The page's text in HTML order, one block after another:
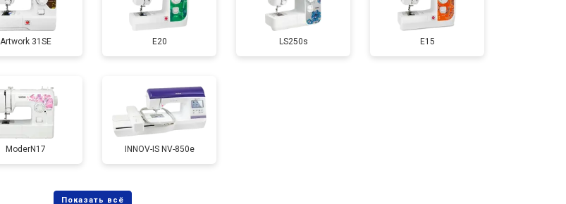
Artwork 31SE E20 LS250s E15
ModerN17 INNOV-IS NV-850e